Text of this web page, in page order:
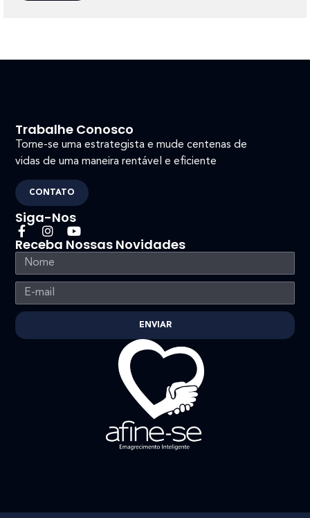
Trabalhe Conosco
Torne-se uma estrategista e mude centenas de
vidas de uma maneira rentável e eficiente
CONTATO
Siga-Nos
Receba Nossas Novidades
ENVIAR